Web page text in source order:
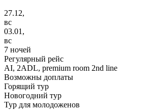
27.12,
вс
03.01,
вс
7 ночей
Регулярный рейс
AI, 2ADL, premium room 2nd line
Возможны доплаты
Горящий тур
Новогодний тур
Тур для молодоженов